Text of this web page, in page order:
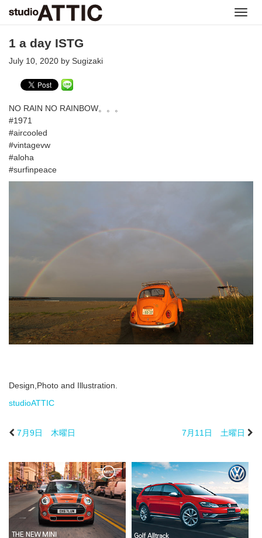
1 a day ISTG
July 10, 2020 by Sugizaki
NO RAIN NO RAINBOW。。。
#1971
#aircooled
#vintagevw
#aloha
#surfinpeace
Design,Photo and Illustration.
studioATTIC
7月9日 木曜日 7月11日 土曜日